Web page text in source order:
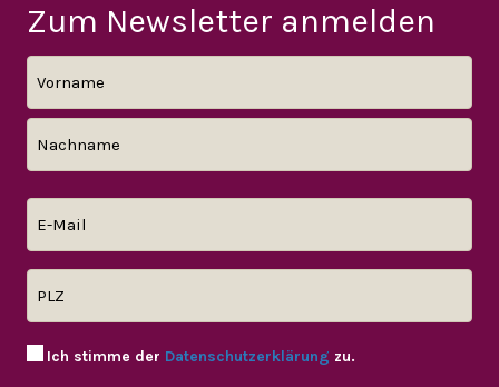
Zum Newsletter anmelden
Ich stimme der Datenschutzerklärung zu.